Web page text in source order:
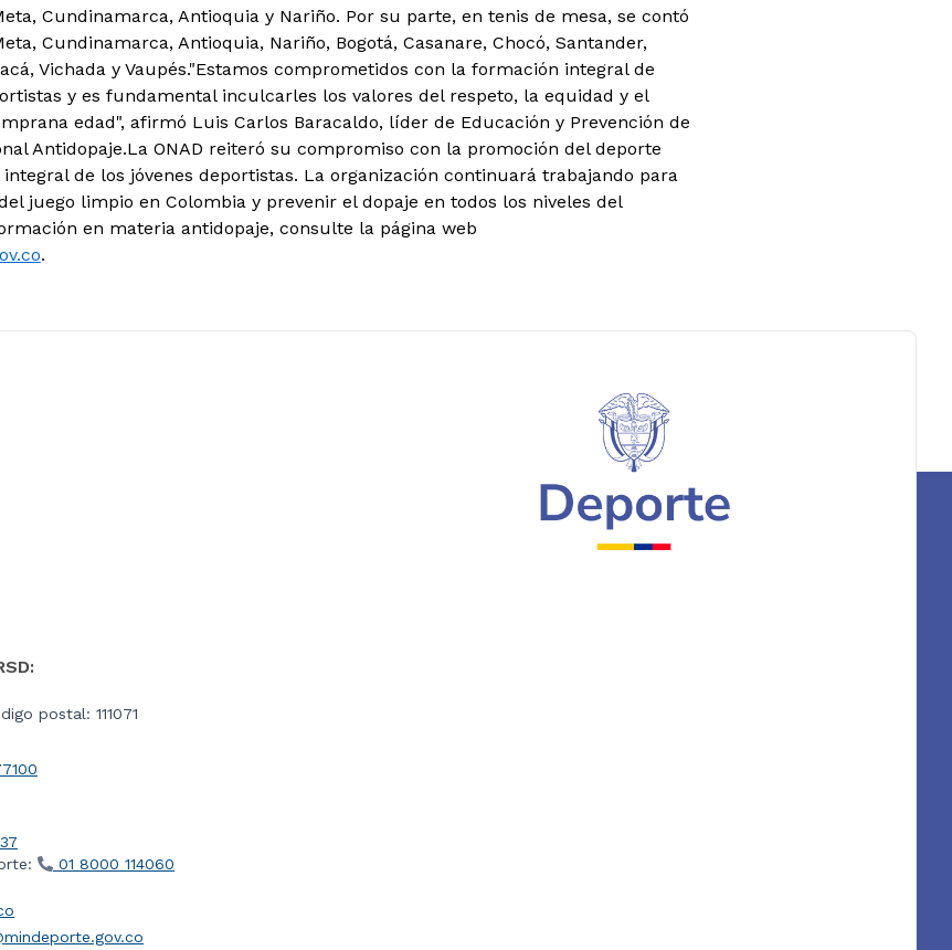
Cundinamarca, Antioquia y Nariño. Por su parte, en tenis de mesa, se contó
Cundinamarca, Antioquia, Nariño, Bogotá, Casanare, Chocó, Santander,
Vichada y Vaupés."Estamos comprometidos con la formación integral de
y es fundamental inculcarles los valores del respeto, la equidad y el
edad", afirmó Luis Carlos Baracaldo, líder de Educación y Prevención de
Antidopaje.La ONAD reiteró su compromiso con la promoción del deporte
de los jóvenes deportistas. La organización continuará trabajando para
juego limpio en Colombia y prevenir el dopaje en todos los niveles del
en materia antidopaje, consulte la página web
.
postal: 111071
01 8000 114060